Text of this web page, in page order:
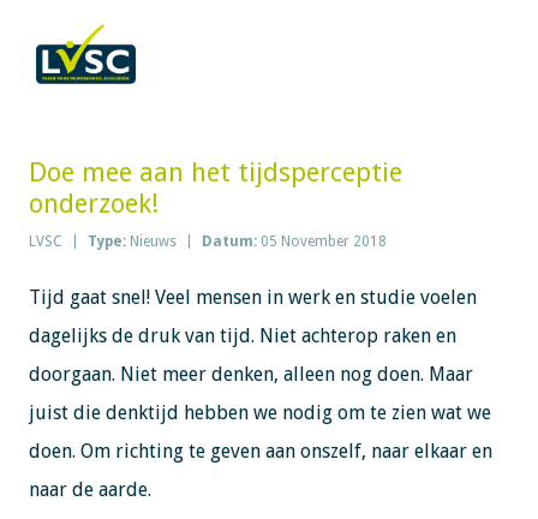
Doe mee aan het tijdsperceptie
onderzoek!
LVSC Type: Nieuws Datum: 05 November 2018
Tijd gaat snel! Veel mensen in werk en studie voelen
dagelijks de druk van tijd. Niet achterop raken en
doorgaan. Niet meer denken, alleen nog doen. Maar
juist die denktijd hebben we nodig om te zien wat we
doen. Om richting te geven aan onszelf, naar elkaar en
naar de aarde.